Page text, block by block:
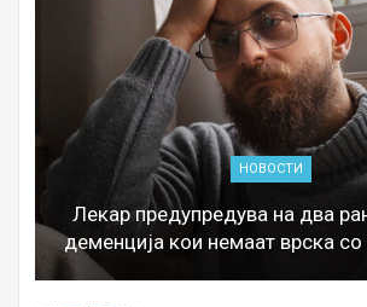
НОВОСТИ
Лекар предупредува на два
деменција кои немаат врска